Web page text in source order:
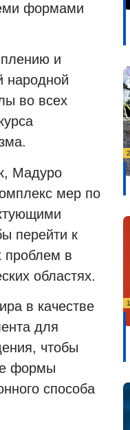
формами
и
народной
во всех
Мадуро
мер по
перейти к
в
областях.
в качестве
для
чтобы
формы
способа